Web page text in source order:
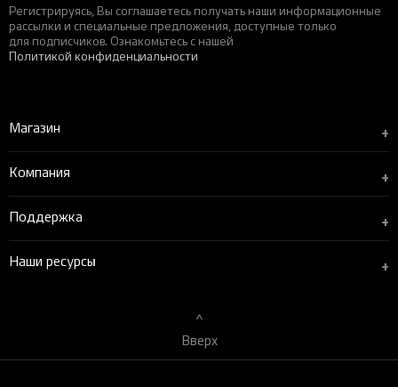
Регистрируясь, Вы соглашаетесь получать наши информационные
рассылки и специальные предложения, доступные только
для подписчиков. Ознакомьтесь с нашей
Политикой конфиденциальности
Магазин +
Компания +
Поддержка +
Наши ресурсы +
Вверх